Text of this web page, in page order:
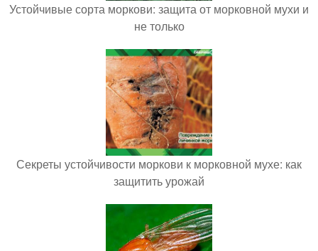
Устойчивые сорта моркови: защита от морковной мухи и
не только
Секреты устойчивости моркови к морковной мухе: как
защитить урожай